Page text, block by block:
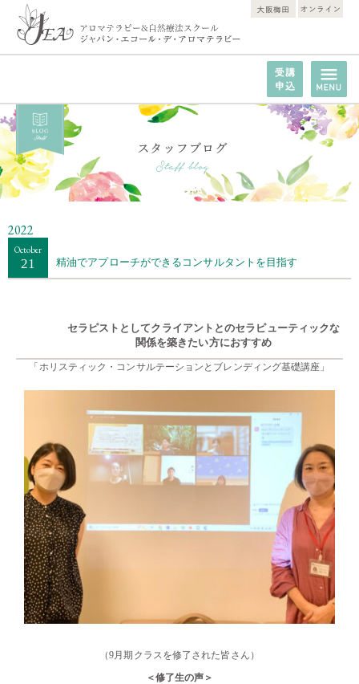
2022
October
21 精油でアプローチができるコンサルタントを目指す
セラピストとしてクライアントとのセラピューティックな
関係を築きたい方におすすめ
「ホリスティック・コンサルテーションとブレンディング基礎講座」
（9月期クラスを修了された皆さん）
＜修了生の声＞